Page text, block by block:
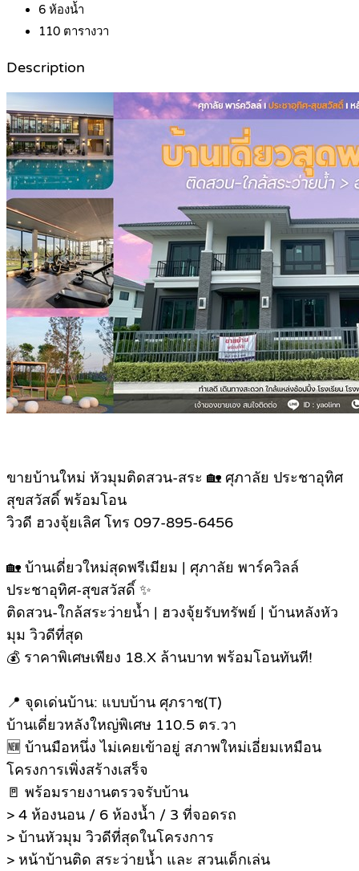
6 ห้องน้ำ
110 ตารางวา
Description
ขายบ้านใหม่ หัวมุมติดสวน-สระ 🏡 ศุภาลัย ประชาอุทิศ
สุขสวัสดิ์ พร้อมโอน
วิวดี ฮวงจุ้ยเลิศ โทร 097-895-6456
🏡 บ้านเดี่ยวใหม่สุดพรีเมียม | ศุภาลัย พาร์ควิลล์
ประชาอุทิศ-สุขสวัสดิ์ ✨
ติดสวน-ใกล้สระว่ายน้ำ | ฮวงจุ้ยรับทรัพย์ | บ้านหลังหัว
มุม วิวดีที่สุด
💰 ราคาพิเศษเพียง 18.X ล้านบาท พร้อมโอนทันที!
📍 จุดเด่นบ้าน: แบบบ้าน ศุภราช(T)
บ้านเดี่ยวหลังใหญ่พิเศษ 110.5 ตร.วา
🆕 บ้านมือหนึ่ง ไม่เคยเข้าอยู่ สภาพใหม่เอี่ยมเหมือน
โครงการเพิ่งสร้างเสร็จ
🚪 พร้อมรายงานตรวจรับบ้าน
> 4 ห้องนอน / 6 ห้องน้ำ / 3 ที่จอดรถ
> บ้านหัวมุม วิวดีที่สุดในโครงการ
> หน้าบ้านติด สระว่ายน้ำ และ สวนเด็กเล่น